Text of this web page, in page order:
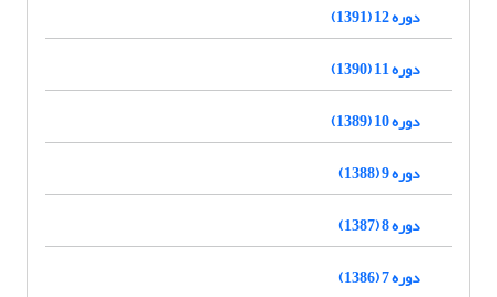
دوره 12 (1391)
دوره 11 (1390)
دوره 10 (1389)
دوره 9 (1388)
دوره 8 (1387)
دوره 7 (1386)